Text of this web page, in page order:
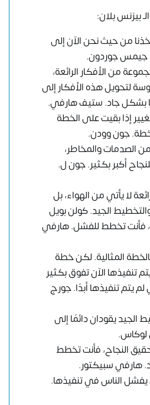
بيزنس بلان:
من حيث نحن الآن إلى
جيمس جوردون.
من الأفكار الرائعة،
لتحويل هذه الأفكار إلى
بشكل جاد. ستيف هارفي.
إذا بقيت على الخطة
جون وودن.
الصدمات والمخاطر،
أكبر بكثير. جون ل.
لا يأتي من الهواء، بل
الجيد. كولن بويل
فأنت تخطط للفشل. هارفي
المثالية. لكن خطة
تنفيذها الآن تفوق بكثير
لم يتم تنفيذها أبدًا. جورج
الجيد يقودان دائمًا إلى
لوكاس.
النجاح، فأنت تخطط
هارفي سبيكتور.
الناس في تنفيذها.